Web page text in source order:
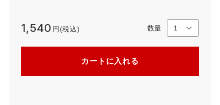
1,540 円(税込) 数量
カートに入れる